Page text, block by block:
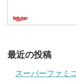
最近の投稿
スーパーファミ